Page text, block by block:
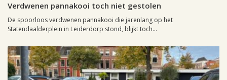
Verdwenen pannakooi toch niet gestolen
De spoorloos verdwenen pannakooi die jarenlang op het
Statendaalderplein in Leiderdorp stond, blijkt toch...